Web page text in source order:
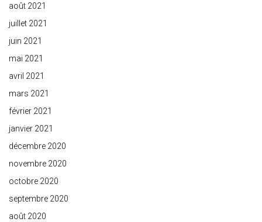
août 2021
juillet 2021
juin 2021
mai 2021
avril 2021
mars 2021
février 2021
janvier 2021
décembre 2020
novembre 2020
octobre 2020
septembre 2020
août 2020